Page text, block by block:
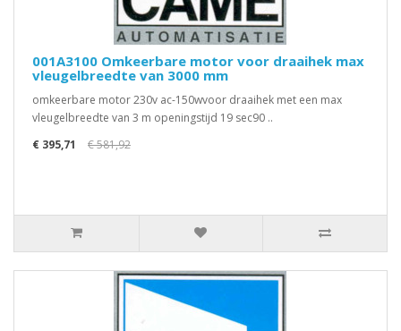
001A3100 Omkeerbare motor voor draaihek max
vleugelbreedte van 3000 mm
omkeerbare motor 230v ac-150wvoor draaihek met een max
vleugelbreedte van 3 m openingstijd 19 sec90 ..
€ 395,71
€ 581,92